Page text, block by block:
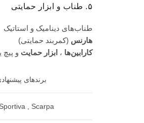
۵. طناب و ابزار حمایتی
طناب‌های دینامیک و استاتیک
هارنس (کمربند حمایتی)
کارابین‌ها ، ابزار حمایت و پیچ‌
برندهای
, Scarpa